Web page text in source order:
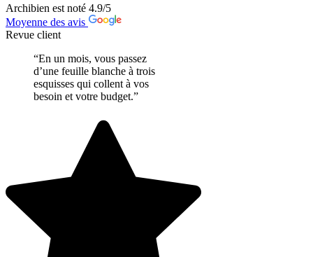
Archibien est noté 4.9/5
Moyenne des avis
Revue client
“En un mois, vous passez
d’une feuille blanche à trois
esquisses qui collent à vos
besoin et votre budget.”